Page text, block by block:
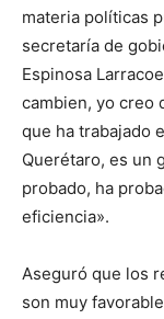
materia políticas
secretaría de
Espinosa
cambien, yo creo
que ha trabajado
Querétaro, es un
probado, ha
eficiencia».
Aseguró que los
son muy